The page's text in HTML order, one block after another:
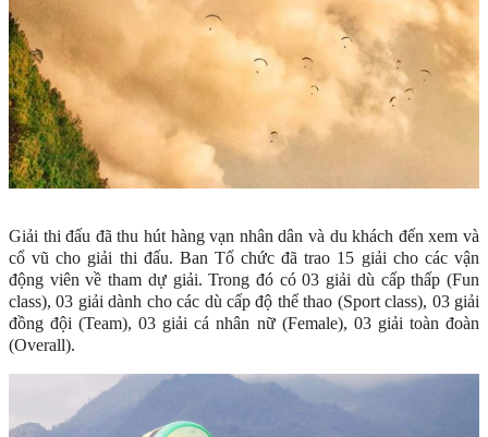
Giải thi đấu đã thu hút hàng vạn nhân dân và du khách đến xem và
cổ vũ cho giải thi đấu. Ban Tổ chức đã trao 15 giải cho các vận
động viên về tham dự giải. Trong đó có 03 giải dù cấp thấp (Fun
class), 03 giải dành cho các dù cấp độ thể thao (Sport class), 03 giải
đồng đội (Team), 03 giải cá nhân nữ (Female), 03 giải toàn đoàn
(Overall).